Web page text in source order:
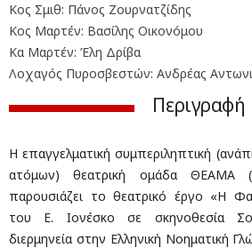
Κος Σμιθ: Πάνος Ζουρνατζίδης
Κος Μαρτέν: Βασίλης Οικονόμου
Κα Μαρτέν: Έλη Δρίβα
Λοχαγός Πυροσβεστών: Ανδρέας
Περιγραφή
Η επαγγελματική συμπεριληπτική
ατόμων) θεατρική ομάδα ΘΕΑΜΑ
παρουσιάζει το θεατρικό έργο «Η
του Ε. Ιονέσκο σε σκηνοθεσία
διερμηνεία στην Ελληνική Νοηματική